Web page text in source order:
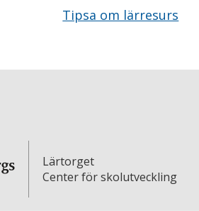
Tipsa om lärresurs
Lärtorget
Center för skolutveckling